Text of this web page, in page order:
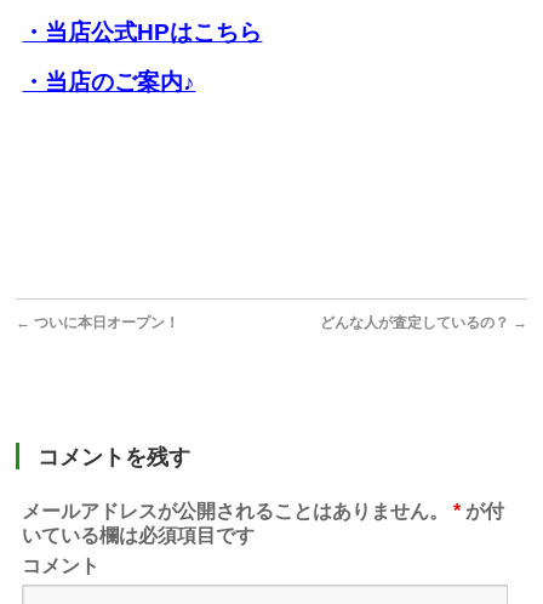
・当店公式HPはこちら
・当店のご案内♪
← ついに本日オープン！ どんな人が査定しているの？ →
コメントを残す
メールアドレスが公開されることはありません。 * が付
いている欄は必須項目です
コメント